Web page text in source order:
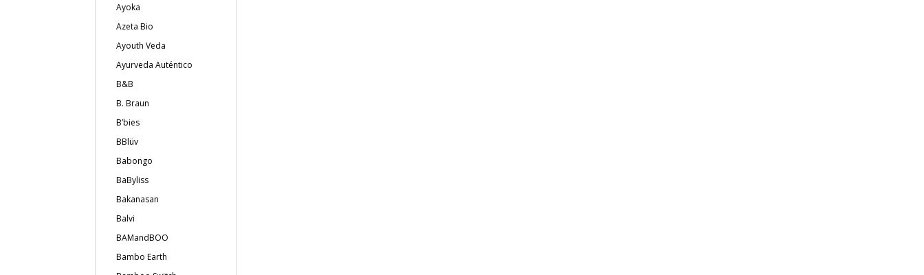
Ayoka
Azeta Bio
Ayouth Veda
Ayurveda Auténtico
B&B
B. Braun
B’bies
BBlüv
Babongo
BaByliss
Bakanasan
Balvi
BAMandBOO
Bambo Earth